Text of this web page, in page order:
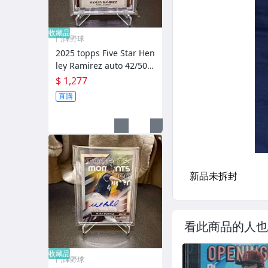
看此商品的人
收藏品
鬥陣野球
2025 topps Five Star Hen
ley Ramirez auto 42/50
限量簽名卡
$ 1,277
直購
收藏品
鬥陣野球